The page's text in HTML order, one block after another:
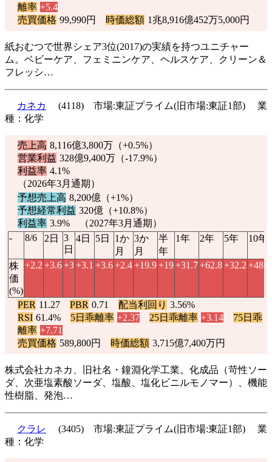
離率 +5.4
売買価格 99,990円 時価総額 1兆8,916億452万5,000円
紙おむつで世界シェア3位(2017)の実績を持つユニチャー
ム。ベビーケア、フェミニンケア、ヘルスケア、クリーン＆
フレッシ…
カネカ
(4118) 市場:東証プライム(旧市場:東証1部) 業
種：化学
売上高 8,116億3,800万（+0.5%）
営業利益 328億9,400万（-17.9%）
利益率 4.1%
（2026年3月通期）
予想売上高 8,200億（+1%）
予想経常利益 320億（+10.8%）
利益率 3.9% （2027年3月通期）
-
8/6 2日
3
日
4日 5日
1か
月
3か
月
半
年
1年 2年 5年 10年
株
価
(%)
+2.2 +3.6+3+3.1 +3.6+2.4+19.9+19+31.7+62.8+32.2 +48.9
PER 11.27 PBR 0.71 配当利回り 3.56%
RSI 61.4% 5日乖離率 +2.37 25日乖離率 +3.14
75日乖
離率 +7.71
売買価格 589,800円 時価総額 3,715億7,400万円
株式会社カネカ、旧社名・鐘淵化学工業。化成品（苛性ソー
ダ、次亜塩素酸ソーダ、塩酸、塩化ビニルモノマー）、機能
性樹脂、発泡…
クラレ
(3405) 市場:東証プライム(旧市場:東証1部) 業
種：化学